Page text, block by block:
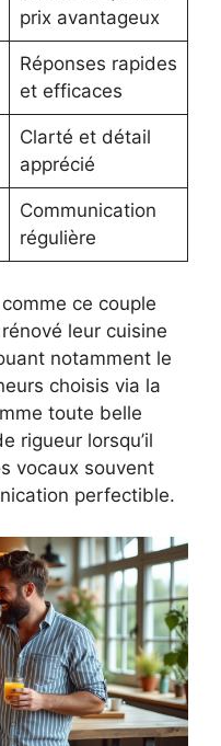
prix avantageux
Réponses rapides
et efficaces
Clarté et détail
apprécié
Communication
régulière
ce couple
leur cuisine
notamment le
choisis via la
toute belle
rigueur lorsqu’il
vocaux souvent
perfectible.